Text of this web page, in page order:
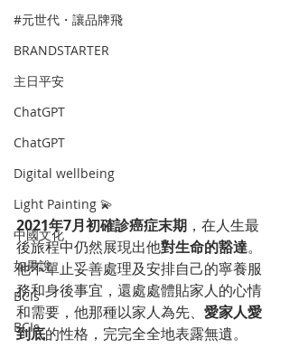
#元世代・讓品牌飛
BRANDSTARTER
主日平安
ChatGPT
ChatGPT
Digital wellbeing
Light Painting 💫
中國文化
如果說
BCIs
BCIs
2021年7月初確診癌症末期 ，在人生最
後旅程中仍然展現出他對生命的豁達。
他不單止妥善處理及安排自己的寧養服
務和身後事宜，還處處體貼家人的心情
和需要，他那種以家人為先、 愛家人愛
到底的性格，完完全全地表露無遺。